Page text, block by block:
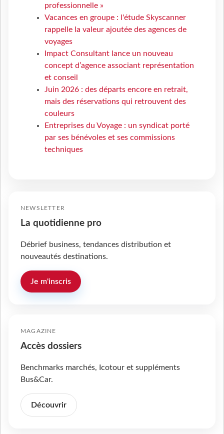
professionnelle »
Vacances en groupe : l'étude Skyscanner
rappelle la valeur ajoutée des agences de
voyages
Impact Consultant lance un nouveau
concept d’agence associant représentation
et conseil
Juin 2026 : des départs encore en retrait,
mais des réservations qui retrouvent des
couleurs
Entreprises du Voyage : un syndicat porté
par ses bénévoles et ses commissions
techniques
NEWSLETTER
La quotidienne pro
Débrief business, tendances distribution et
nouveautés destinations.
Je m'inscris
MAGAZINE
Accès dossiers
Benchmarks marchés, Icotour et suppléments
Bus&Car.
Découvrir